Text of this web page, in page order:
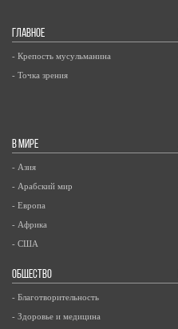
ГЛАВНОЕ
- Крепость мусульманина
- Точка зрения
В МИРЕ
- Азия
- Арабский мир
- Европа
- Африка
- США
ОБЩЕСТВО
- Благотворительность
- Здоровье и медицина